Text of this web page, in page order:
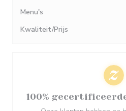
Menu's
Kwaliteit/Prijs
100%